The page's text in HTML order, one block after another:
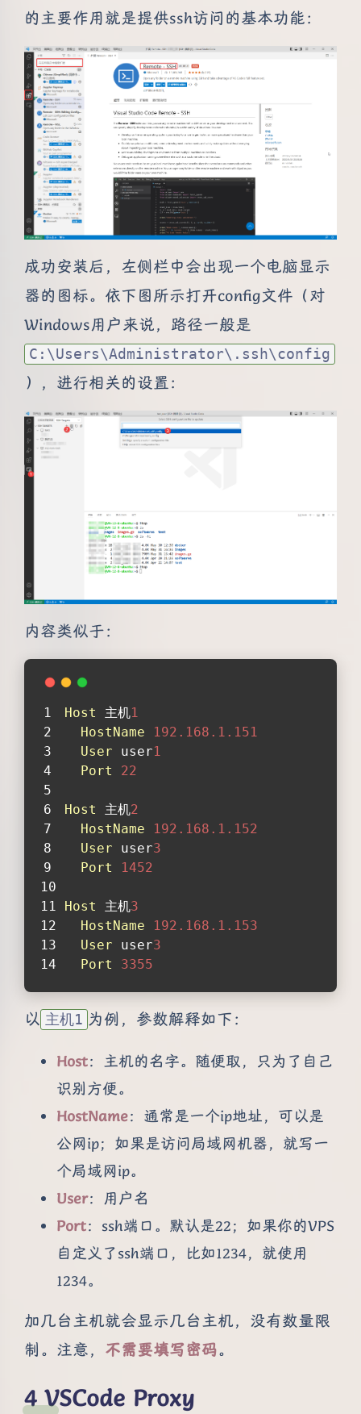
的主要作用就是提供ssh访问的基本功能：
成功安装后，左侧栏中会出现一个电脑显示
器的图标。依下图所示打开config文件（对
Windows用户来说，路径一般是
C:\Users\Administrator\.ssh\config
），进行相关的设置：
内容类似于：
Host 主机1
HostName
192.168.1.151
User user1
Port
22
Host 主机2
HostName
192.168.1.152
User user3
Port
1452
Host 主机3
HostName
192.168.1.153
User user3
Port
3355
以 主机1 为例，参数解释如下：
Host：主机的名字。随便取，只为了自己
识别方便。
HostName：通常是一个ip地址，可以是
公网ip；如果是访问局域网机器，就写一
个局域网ip。
User：用户名
Port：ssh端口。默认是22；如果你的VPS
自定义了ssh端口，比如1234，就使用
1234。
加几台主机就会显示几台主机，没有数量限
制。注意， 不需要填写密码。
VSCode Proxy